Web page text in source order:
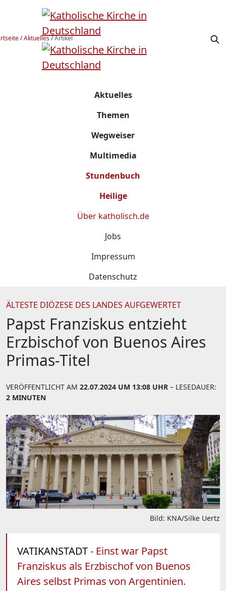
/Aktuelles/Artikel
Aktuelles
Themen
Wegweiser
Multimedia
Stundenbuch
Heilige
Über katholisch.de
Jobs
Impressum
Datenschutz
ÄLTESTE DIÖZESE DES LANDES AUFGEWERTET
Papst Franziskus entzieht
Erzbischof von Buenos Aires
Primas-Titel
VERÖFFENTLICHT AM 22.07.2024 UM 13:08 UHR – LESEDAUER:
2 MINUTEN
Bild: KNA/Silke Uertz
VATIKANSTADT- Einst war Papst
Franziskus als Erzbischof von Buenos
Aires selbst Primas von Argentinien.